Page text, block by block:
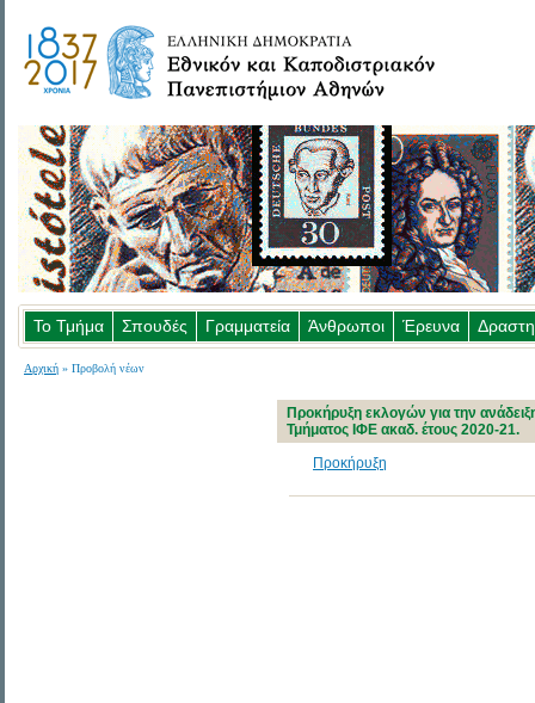
Το Τμήμα Σπουδές Γραμματεία Άνθρωποι Έρευνα
Αρχική » Προβολή νέων
Προκήρυξη εκλογών για την
Τμήματος ΙΦΕ ακαδ. έτους 2020-21.
Προκήρυξη